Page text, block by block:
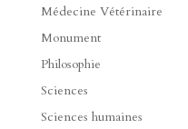
Médecine Vétérinaire
Monument
Philosophie
Sciences
Sciences humaines